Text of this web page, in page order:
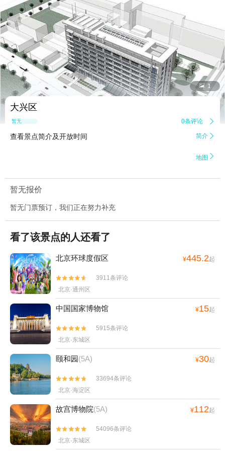
 1
大兴区
暂无点评 0条评论 
查看景点简介及开放时间 简介 
地图 
暂无报价
暂无门票预订，我们正在努力补充
看了该景点的人还看了
北京环球度假区 ¥445.2起


3911条评论
北京·通州区
中国国家博物馆 ¥15起


5915条评论
北京·东城区
颐和园(5A) ¥30起


33694条评论
北京·海淀区
故宫博物院(5A) ¥112起


54096条评论
北京·东城区
